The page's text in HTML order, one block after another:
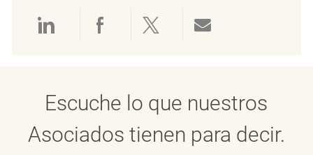
Compartir a través de LinkedIn
Compartir a través de
Compartir a través
Escuche lo que nuestros
Asociados tienen para decir.